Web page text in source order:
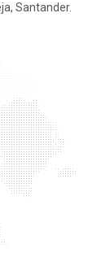
Santander.